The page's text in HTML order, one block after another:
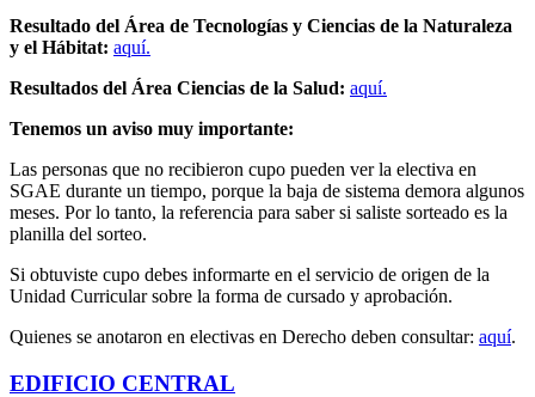
Resultado del Área de Tecnologías y Ciencias de la Naturaleza
y el Hábitat: aquí.
Resultados del Área Ciencias de la Salud: aquí.
Tenemos un aviso muy importante:
Las personas que no recibieron cupo pueden ver la electiva en
SGAE durante un tiempo, porque la baja de sistema demora algunos
meses. Por lo tanto, la referencia para saber si saliste sorteado es la
planilla del sorteo.
Si obtuviste cupo debes informarte en el servicio de origen de la
Unidad Curricular sobre la forma de cursado y aprobación.
Quienes se anotaron en electivas en Derecho deben consultar: aquí.
EDIFICIO CENTRAL